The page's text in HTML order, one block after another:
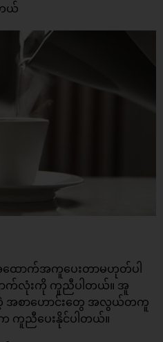
ယ်
ောက်အကူပေးတာမဟုတ်ပါ
ာက်လုံးကို ကူညီပါတယ်။ အူ
တဲ့ အစာဟောင်းတွေ အလွယ်တကူ
ကူညီပေးနိုင်ပါတယ်။